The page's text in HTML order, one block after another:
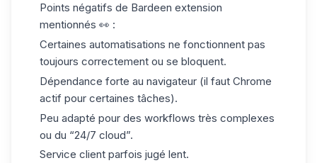
Points négatifs de Bardeen extension
mentionnés 👀 :
Certaines automatisations ne fonctionnent pas
toujours correctement ou se bloquent.
Dépendance forte au navigateur (il faut Chrome
actif pour certaines tâches).
Peu adapté pour des workflows très complexes
ou du “24/7 cloud”.
Service client parfois jugé lent.